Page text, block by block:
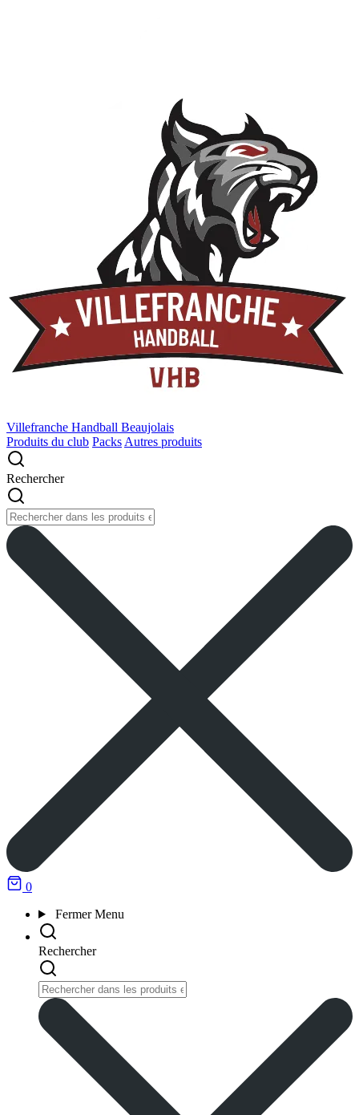
Villefranche Handball Beaujolais
Produits du club Packs Autres produits
Rechercher
0
Fermer Menu
Rechercher